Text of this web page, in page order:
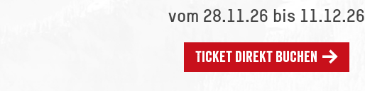
vom 28.11.26 bis 11.12.26
Ticket direkt buchen